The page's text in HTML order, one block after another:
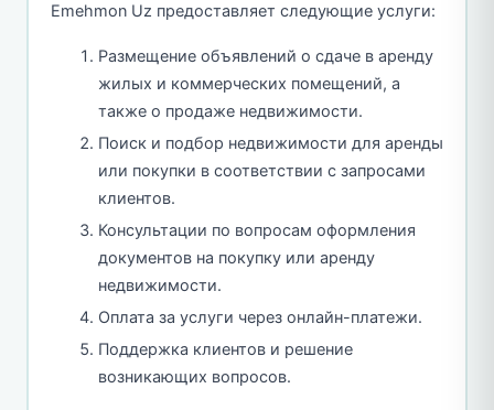
Emehmon Uz предоставляет следующие услуги:
Размещение объявлений о сдаче в аренду
жилых и коммерческих помещений, а
также о продаже недвижимости.
Поиск и подбор недвижимости для аренды
или покупки в соответствии с запросами
клиентов.
Консультации по вопросам оформления
документов на покупку или аренду
недвижимости.
Оплата за услуги через онлайн-платежи.
Поддержка клиентов и решение
возникающих вопросов.